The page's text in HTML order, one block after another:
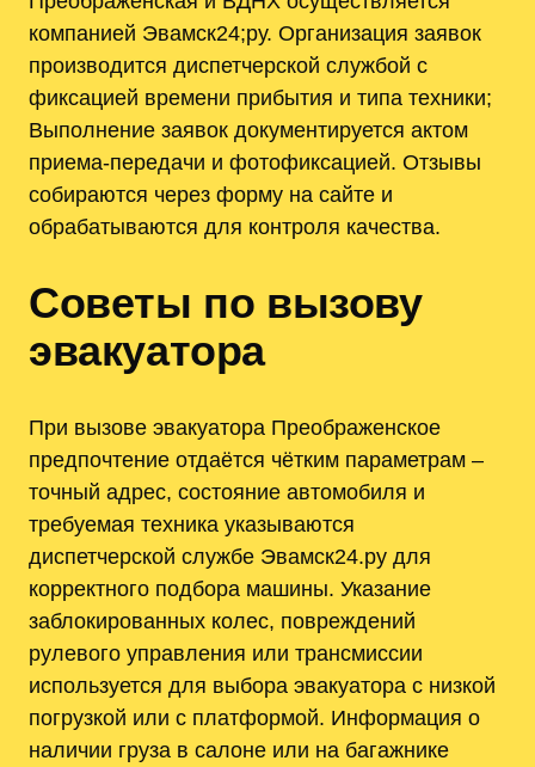
компанией Эвамск24;ру. Организация заявок
производится диспетчерской службой с
фиксацией времени прибытия и типа техники;
Выполнение заявок документируется актом
приема-передачи и фотофиксацией. Отзывы
собираются через форму на сайте и
обрабатываются для контроля качества.
Советы по вызову
эвакуатора
При вызове эвакуатора Преображенское
предпочтение отдаётся чётким параметрам –
точный адрес, состояние автомобиля и
требуемая техника указываются
диспетчерской службе Эвамск24.ру для
корректного подбора машины. Указание
заблокированных колес, повреждений
рулевого управления или трансмиссии
используется для выбора эвакуатора с низкой
погрузкой или с платформой. Информация о
наличии груза в салоне или на багажнике